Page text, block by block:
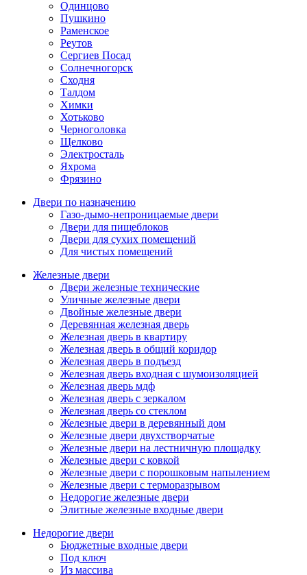
Одинцово
Пушкино
Раменское
Реутов
Сергиев Посад
Солнечногорск
Сходня
Талдом
Химки
Хотьково
Черноголовка
Щелково
Электросталь
Яхрома
Фрязино
Двери по назначению
Газо-дымо-непроницаемые двери
Двери для пищеблоков
Двери для сухих помещений
Для чистых помещений
Железные двери
Двери железные технические
Уличные железные двери
Двойные железные двери
Деревянная железная дверь
Железная дверь в квартиру
Железная дверь в общий коридор
Железная дверь в подъезд
Железная дверь входная с шумоизоляцией
Железная дверь мдф
Железная дверь с зеркалом
Железная дверь со стеклом
Железные двери в деревянный дом
Железные двери двухстворчатые
Железные двери на лестничную площадку
Железные двери с ковкой
Железные двери с порошковым напылением
Железные двери с терморазрывом
Недорогие железные двери
Элитные железные входные двери
Недорогие двери
Бюджетные входные двери
Под ключ
Из массива